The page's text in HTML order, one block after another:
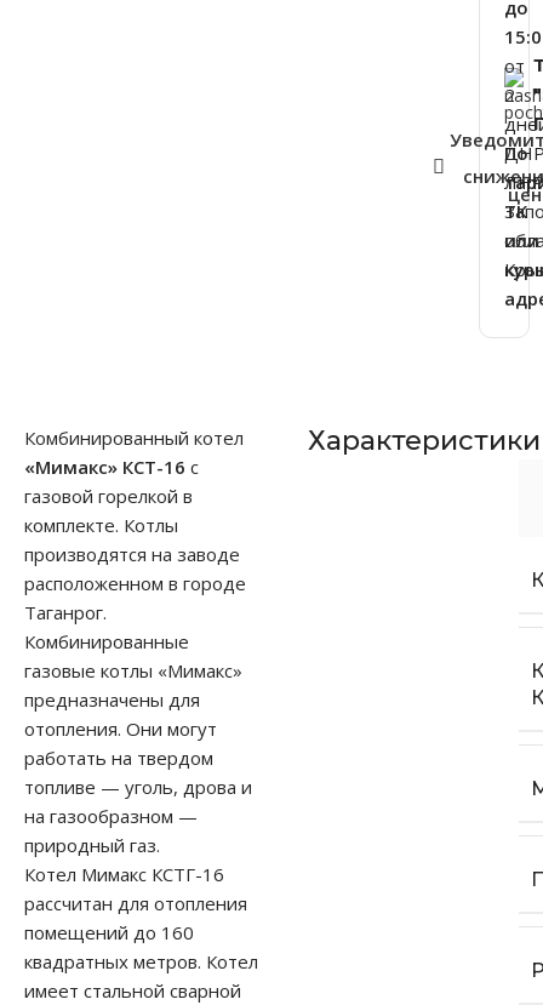
до
от
2
По
ТК
или
Комбинированный котел
«Мимакс» КСТ-16 с
газовой горелкой в
комплекте. Котлы
производятся на заводе
расположенном в городе
Таганрог.
Комбинированные
газовые котлы «Мимакс»
предназначены для
отопления. Они могут
работать на твердом
топливе — уголь, дрова и
на газообразном —
природный газ.
Котел Мимакс КСТГ-16
рассчитан для отопления
помещений до 160
квадратных метров. Котел
имеет стальной сварной
Характеристики